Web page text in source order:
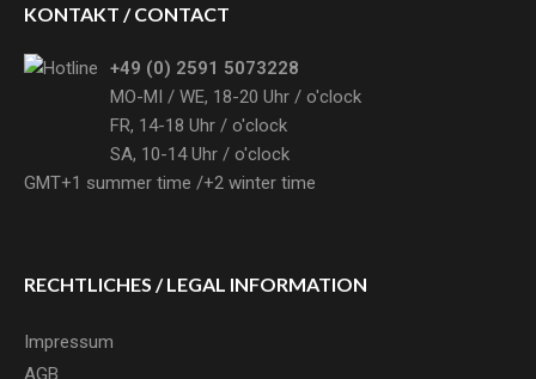
KONTAKT / CONTACT
+49 (0) 2591 5073228
MO-MI / WE, 18-20 Uhr / o'clock
FR, 14-18 Uhr / o'clock
SA, 10-14 Uhr / o'clock
GMT+1 summer time /+2 winter time
RECHTLICHES /LEGAL INFORMATION
Impressum
AGB